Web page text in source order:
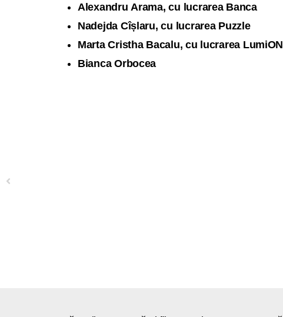
Alexandru Arama, cu lucrarea Banca
Nadejda Cîșlaru, cu lucrarea Puzzle
Marta Cristha Bacalu, cu lucrarea LumiON
Bianca Orbocea